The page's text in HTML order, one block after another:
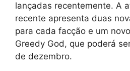
lançadas recentemente. A
recente apresenta duas
para cada facção e um
Greedy God, que poderá
de dezembro.